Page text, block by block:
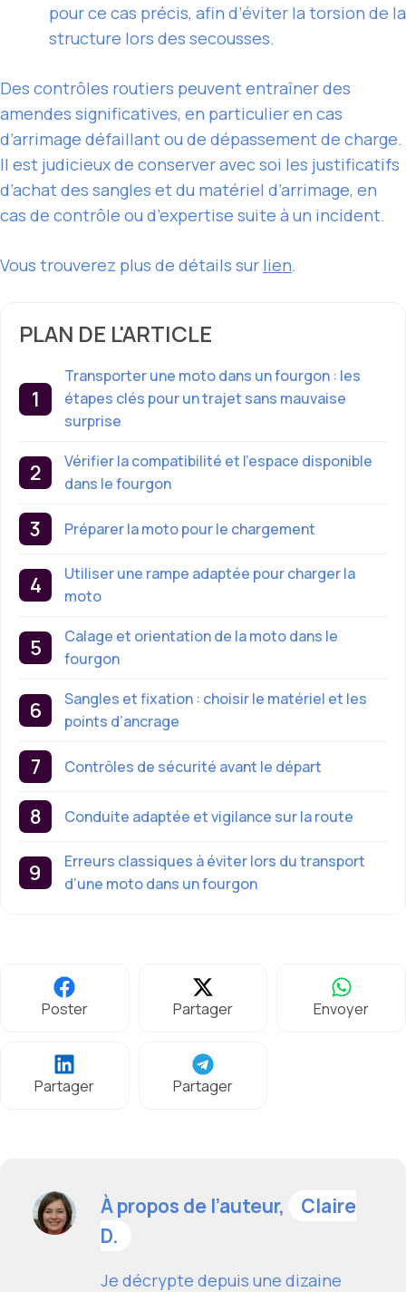
pour ce cas précis, afin d’éviter la torsion de la
structure lors des secousses.
Des contrôles routiers peuvent entraîner des
amendes significatives, en particulier en cas
d’arrimage défaillant ou de dépassement de charge.
Il est judicieux de conserver avec soi les justificatifs
d’achat des sangles et du matériel d’arrimage, en
cas de contrôle ou d’expertise suite à un incident.
Vous trouverez plus de détails sur lien.
PLAN DE L'ARTICLE
Transporter une moto dans un fourgon : les
étapes clés pour un trajet sans mauvaise
surprise
Vérifier la compatibilité et l’espace disponible
dans le fourgon
Préparer la moto pour le chargement
Utiliser une rampe adaptée pour charger la
moto
Calage et orientation de la moto dans le
fourgon
Sangles et fixation : choisir le matériel et les
points d’ancrage
Contrôles de sécurité avant le départ
Conduite adaptée et vigilance sur la route
Erreurs classiques à éviter lors du transport
d’une moto dans un fourgon
Poster Partager Envoyer
Partager Partager
À propos de l’auteur,
Claire
D.
Je décrypte depuis une dizaine